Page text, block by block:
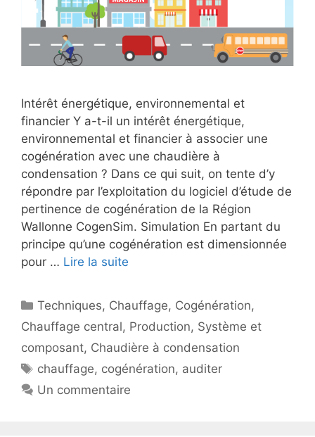
Intérêt énergétique, environnemental et
financier Y a-t-il un intérêt énergétique,
environnemental et financier à associer une
cogénération avec une chaudière à
condensation ? Dans ce qui suit, on tente d’y
répondre par l’exploitation du logiciel d’étude de
pertinence de cogénération de la Région
Wallonne CogenSim. Simulation En partant du
principe qu’une cogénération est dimensionnée
pour … Lire la suite
Catégories
Techniques, Chauffage, Cogénération,
Chauffage central, Production, Système et
composant, Chaudière à condensation
Étiquettes
chauffage, cogénération, auditer
Un commentaire